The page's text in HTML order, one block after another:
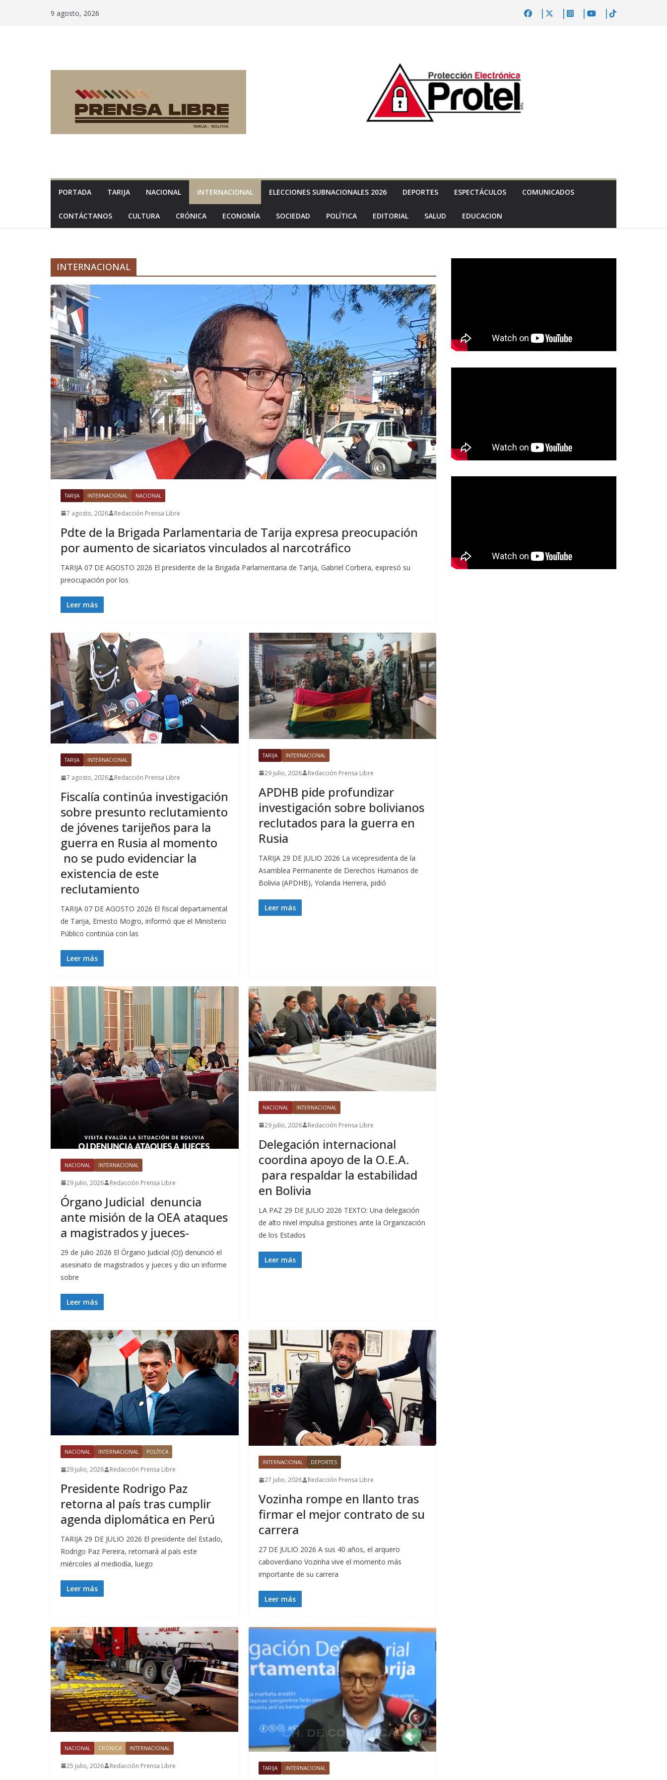
9 agosto, 2026
PORTADA TARIJA NACIONAL INTERNACIONAL ELECCIONES SUBNACIONALES 2026 DEPORTES ESPECTÁCULOS COMUNICADOS
CONTÁCTANOS CULTURA CRÓNICA ECONOMÍA SOCIEDAD POLÍTICA EDITORIAL SALUD EDUCACION
INTERNACIONAL
TARIJA INTERNACIONAL NACIONAL
7 agosto, 2026 Redacción Prensa Libre
Pdte de la Brigada Parlamentaria de Tarija expresa preocupación
por aumento de sicariatos vinculados al narcotráfico
TARIJA 07 DE AGOSTO 2026 El presidente de la Brigada Parlamentaria de Tarija, Gabriel Corbera, expresó su
preocupación por los
Leer más
TARIJA INTERNACIONAL
7 agosto, 2026 Redacción Prensa Libre
Fiscalía continúa investigación
sobre presunto reclutamiento
de jóvenes tarijeños para la
guerra en Rusia al momento
no se pudo evidenciar la
existencia de este
reclutamiento
TARIJA 07 DE AGOSTO 2026 El fiscal departamental
de Tarija, Ernesto Mogro, informó que el Ministerio
Público continúa con las
Leer más
TARIJA INTERNACIONAL
29 julio, 2026 Redacción Prensa Libre
APDHB pide profundizar
investigación sobre bolivianos
reclutados para la guerra en
Rusia
TARIJA 29 DE JULIO 2026 La vicepresidenta de la
Asamblea Permanente de Derechos Humanos de
Bolivia (APDHB), Yolanda Herrera, pidió
Leer más
NACIONAL INTERNACIONAL
29 julio, 2026 Redacción Prensa Libre
Órgano Judicial denuncia
ante misión de la OEA ataques
a magistrados y jueces-
29 de julio 2026 El Órgano Judicial (OJ) denunció el
asesinato de magistrados y jueces y dio un informe
sobre
Leer más
NACIONAL INTERNACIONAL
29 julio, 2026 Redacción Prensa Libre
Delegación internacional
coordina apoyo de la O.E.A.
para respaldar la estabilidad
en Bolivia
LA PAZ 29 DE JULIO 2026 TEXTO: Una delegación
de alto nivel impulsa gestiones ante la Organización
de los Estados
Leer más
NACIONAL INTERNACIONAL POLÍTICA
29 julio, 2026 Redacción Prensa Libre
Presidente Rodrigo Paz
retorna al país tras cumplir
agenda diplomática en Perú
TARIJA 29 DE JULIO 2026 El presidente del Estado,
Rodrigo Paz Pereira, retornará al país este
miércoles al mediodía, luego
Leer más
INTERNACIONAL DEPORTES
27 julio, 2026 Redacción Prensa Libre
Vozinha rompe en llanto tras
firmar el mejor contrato de su
carrera
27 DE JULIO 2026 A sus 40 años, el arquero
caboverdiano Vozinha vive el momento más
importante de su carrera
Leer más
NACIONAL CRÓNICA INTERNACIONAL
25 julio, 2026 Redacción Prensa Libre TARIJA INTERNACIONAL